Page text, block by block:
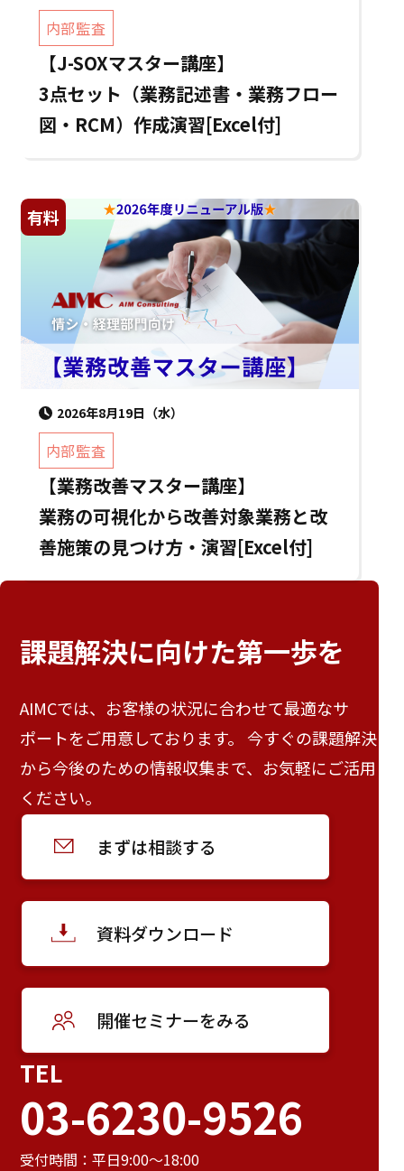
内部監査
【J-SOXマスター講座】
3点セット（業務記述書・業務フロー
図・RCM）作成演習[Excel付]
有料
2026年8月19日（水）
内部監査
【業務改善マスター講座】
業務の可視化から改善対象業務と改
善施策の見つけ方・演習[Excel付]
課題解決に向けた第一歩を
AIMCでは、お客様の状況に合わせて最適なサ
ポートをご用意しております。 今すぐの課題解決
から今後のための情報収集まで、お気軽にご活用
ください。
まずは相談する
資料ダウンロード
開催セミナーをみる
TEL
03-6230-9526
受付時間：平日9:00～18:00